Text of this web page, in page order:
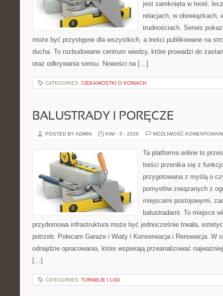
jest zamknięta w teorii,
relacjach, w obowiązkach,
trudnościach. Serwis
może być przystępne dla wszystkich, a treści publikowane na
ducha. To rozbudowane centrum wiedzy, które prowadzi do
oraz odkrywania sensu. Nowości na […]
CATEGORIES: CIEKAWOSTKI O KONIACH
BALUSTRADY I PORĘCZE
POSTED BY ADMIN KWI - 5 - 2026 MOŻLIWOŚĆ
Ta platforma online to
treści przenika się z
przygotowana z myślą o
pomysłów związanych z
miejscami postojowymi,
balustradami. To miejsce
przydomowa infrastruktura może być jednocześnie trwała,
potrzeb. Polecam Garaże i Wiaty i Konserwacja i Renowacja. W
odnajdzie opracowania, które wspierają przeanalizować
[…]
CATEGORIES: TURNIEJE I LIGI